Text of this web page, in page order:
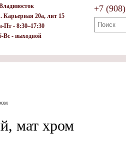
Карьерная 20а, лит 15
Пт - 8:30–17:30
Вс - выходной
+7 (908)
мат хром